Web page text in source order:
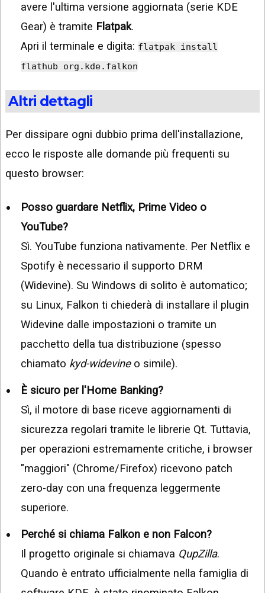
avere l'ultima versione aggiornata (serie KDE
Gear) è tramite Flatpak.
Apri il terminale e digita: flatpak install
flathub org.kde.falkon
Altri dettagli
Per dissipare ogni dubbio prima dell'installazione,
ecco le risposte alle domande più frequenti su
questo browser:
Posso guardare Netflix, Prime Video o
YouTube?
Sì. YouTube funziona nativamente. Per Netflix e
Spotify è necessario il supporto DRM
(Widevine). Su Windows di solito è automatico;
su Linux, Falkon ti chiederà di installare il plugin
Widevine dalle impostazioni o tramite un
pacchetto della tua distribuzione (spesso
chiamato kyd-widevineo simile).
È sicuro per l'Home Banking?
Sì, il motore di base riceve aggiornamenti di
sicurezza regolari tramite le librerie Qt. Tuttavia,
per operazioni estremamente critiche, i browser
"maggiori" (Chrome/Firefox) ricevono patch
zero-day con una frequenza leggermente
superiore.
Perché si chiama Falkon e non Falcon?
Il progetto originale si chiamava QupZilla.
Quando è entrato ufficialmente nella famiglia di